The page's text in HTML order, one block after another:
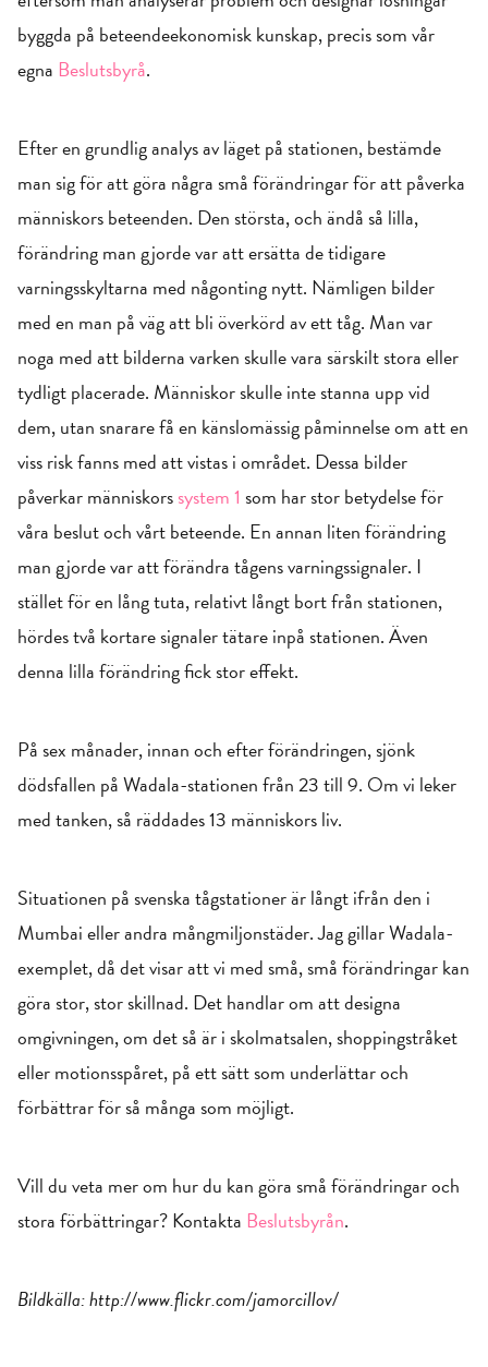
byggda på beteendeekonomisk kunskap, precis som vår
egna Beslutsbyrå.
Efter en grundlig analys av läget på stationen, bestämde
man sig för att göra några små förändringar för att påverka
människors beteenden. Den största, och ändå så lilla,
förändring man gjorde var att ersätta de tidigare
varningsskyltarna med någonting nytt. Nämligen bilder
med en man på väg att bli överkörd av ett tåg. Man var
noga med att bilderna varken skulle vara särskilt stora eller
tydligt placerade. Människor skulle inte stanna upp vid
dem, utan snarare få en känslomässig påminnelse om att en
viss risk fanns med att vistas i området. Dessa bilder
påverkar människorssystem 1 som har stor betydelse för
våra beslut och vårt beteende. En annan liten förändring
man gjorde var att förändra tågens varningssignaler. I
stället för en lång tuta, relativt långt bort från stationen,
hördes två kortare signaler tätare inpå stationen. Även
denna lilla förändring fick stor effekt.
På sex månader, innan och efter förändringen, sjönk
dödsfallen på Wadala-stationen från 23 till 9. Om vi leker
med tanken, så räddades 13 människors liv.
Situationen på svenska tågstationer är långt ifrån den i
Mumbai eller andra mångmiljonstäder. Jag gillar Wadala-
exemplet, då det visar att vi med små, små förändringar kan
göra stor, stor skillnad. Det handlar om att designa
omgivningen, om det så är i skolmatsalen, shoppingstråket
eller motionsspåret, på ett sätt som underlättar och
förbättrar för så många som möjligt.
Vill du veta mer om hur du kan göra små förändringar och
stora förbättringar? Kontakta Beslutsbyrån.
Bildkälla: http://www.flickr.com/jamorcillov/